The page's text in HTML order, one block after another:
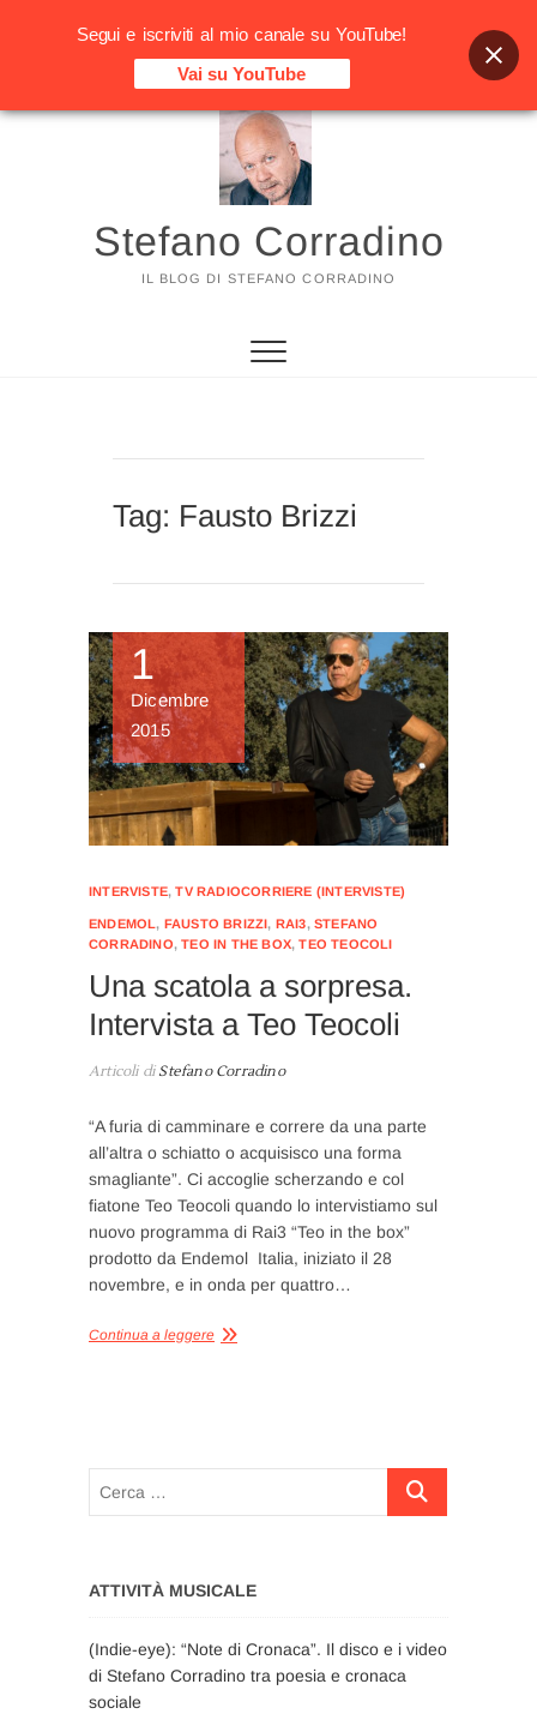
Vai
Stefano Corradino
IL BLOG DI STEFANO CORRADINO
Tag: Fausto Brizzi
1
Dicembre
2015
INTERVISTE,TV RADIOCORRIERE (INTERVISTE)
ENDEMOL, FAUSTO BRIZZI, RAI3,STEFANO
CORRADINO,TEO IN THE BOX,TEO TEOCOLI
Una scatola a sorpresa.
Intervista a Teo Teocoli
Articoli diStefano Corradino
“A furia di camminare e correre da una parte
all’altra o schiatto o acquisisco una forma
smagliante”. Ci accoglie scherzando e col
fiatone Teo Teocoli quando lo intervistiamo sul
nuovo programma di Rai3 “Teo in the box”
prodotto da Endemol Italia, iniziato il 28
novembre, e in onda per quattro…
Continua a leggere
Cerca
ATTIVITÀ MUSICALE
(Indie-eye): “Note di Cronaca”. Il disco e i video
di Stefano Corradino tra poesia e cronaca
sociale
Segui e iscriviti al mio canale su YouTube!
Vai su YouTube